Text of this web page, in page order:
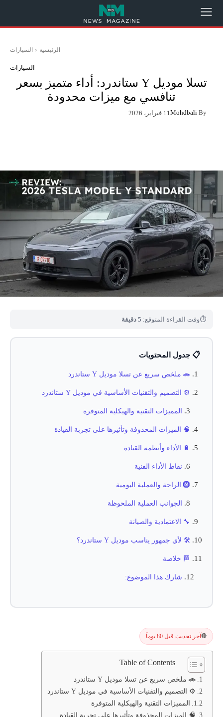
الرئيسية السيارات
السيارات
تسلا موديل Y ستاندرد: أداء متميز بسعر
تنافسي مع ميزات محدودة
By
Mohdbali 11 فبراير، 2026
⏱وقت القراءة المتوقع: 5 دقيقة
📋 جدول المحتويات
🚗 ملخص سريع عن تسلا موديل Y ستاندرد
⚙️ التصميم والتقنيات الأساسية في موديل Y ستاندرد
المميزات التقنية والهيكلية المتوفرة
🧠 الميزات المحذوفة وتأثيرها على تجربة القيادة
🔋 الأداء وأنظمة القيادة
نقاط الأداء الفنية
🛞 الراحة والعملية اليومية
الجوانب العملية الملحوظة
🔧 الاعتمادية والصيانة
🛠️ لأي جمهور يناسب موديل Y ستاندرد؟
🏁 خلاصة
شارك هذا الموضوع:
🔴آخر تحديث قبل 80 يوماً
Table of Contents
🚗 ملخص سريع عن تسلا موديل Y ستاندرد
⚙️ التصميم والتقنيات الأساسية في موديل Y ستاندرد
المميزات التقنية والهيكلية المتوفرة
🧠 الميزات المحذوفة وتأثيرها على تجربة القيادة